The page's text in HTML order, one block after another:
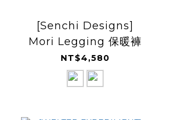
[Senchi Designs]
Mori Legging 保暖褲
NT$4,580